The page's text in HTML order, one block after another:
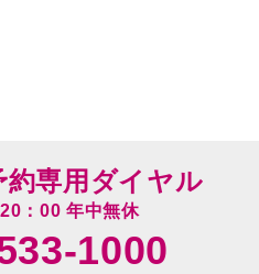
専用ダイヤル
：00 年中無休
1000